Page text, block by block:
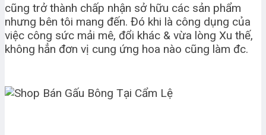
cũng trở thành chấp nhận sở hữu các sản phẩm
nhưng bên tôi mang đến. Đó khi là công dụng của
việc công sức mải mê, đổi khác & vừa lòng Xu thế,
không hẳn đơn vị cung ứng hoa nào cũng làm đc.